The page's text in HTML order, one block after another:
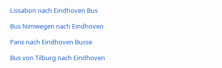
Lissabon nach Eindhoven Bus
Bus Nimwegen nach Eindhoven
Paris nach Eindhoven Busse
Bus von Tilburg nach Eindhoven